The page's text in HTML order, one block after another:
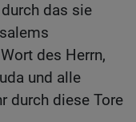
das sie
des Herrn,
und alle
durch diese Tore